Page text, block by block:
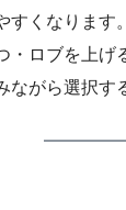
すくなります
・ロブを上げ
ながら選択す